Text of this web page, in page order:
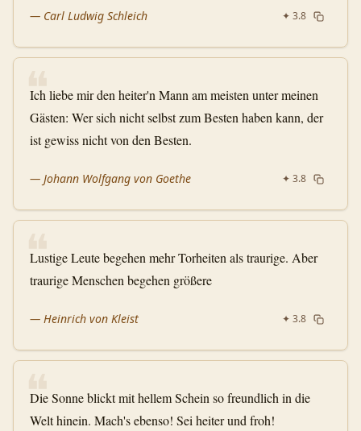
— Carl Ludwig Schleich ✦ 3.8
❝
Ich liebe mir den heiter'n Mann am meisten unter meinen
Gästen: Wer sich nicht selbst zum Besten haben kann, der
ist gewiss nicht von den Besten.
— Johann Wolfgang von Goethe ✦ 3.8
❝
Lustige Leute begehen mehr Torheiten als traurige. Aber
traurige Menschen begehen größere
— Heinrich von Kleist ✦ 3.8
❝
Die Sonne blickt mit hellem Schein so freundlich in die
Welt hinein. Mach's ebenso! Sei heiter und froh!